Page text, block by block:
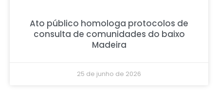
Ato público homologa protocolos de
consulta de comunidades do baixo
Madeira
25 de junho de 2026